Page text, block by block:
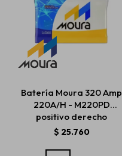
Batería Moura 320 Amp
220A/H - M220PD
positivo derecho
$ 25.760